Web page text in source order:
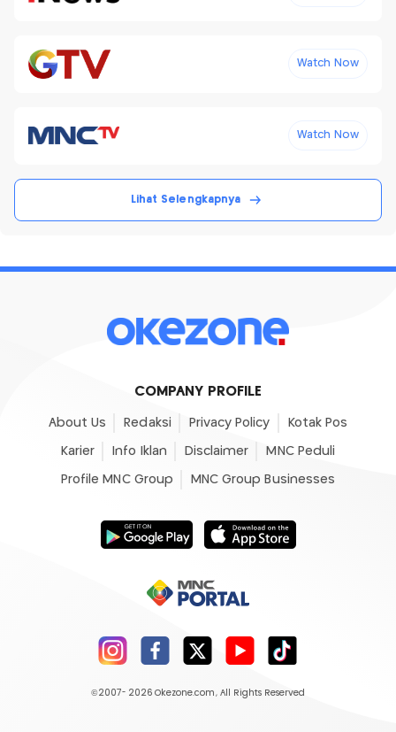
Watch Now
Watch Now
Lihat Selengkapnya
COMPANY PROFILE
About Us Redaksi Privacy Policy Kotak Pos
Karier Info Iklan Disclaimer MNC Peduli
Profile MNC Group MNC Group Businesses
©2007- 2026 Okezone.com , All Rights Reserved